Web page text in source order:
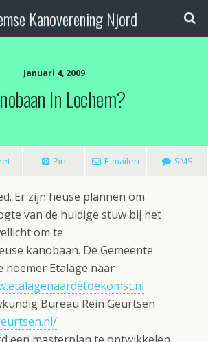
Kanoverening Njord
Januari 4, 2009
In Lochem?
Pin E-mailen SMS
Er zijn heuse plannen om
van de huidige stuw bij het
om te
kanobaan. De Gemeente
noemer Etalage naar
Bureau Rein Geurtsen